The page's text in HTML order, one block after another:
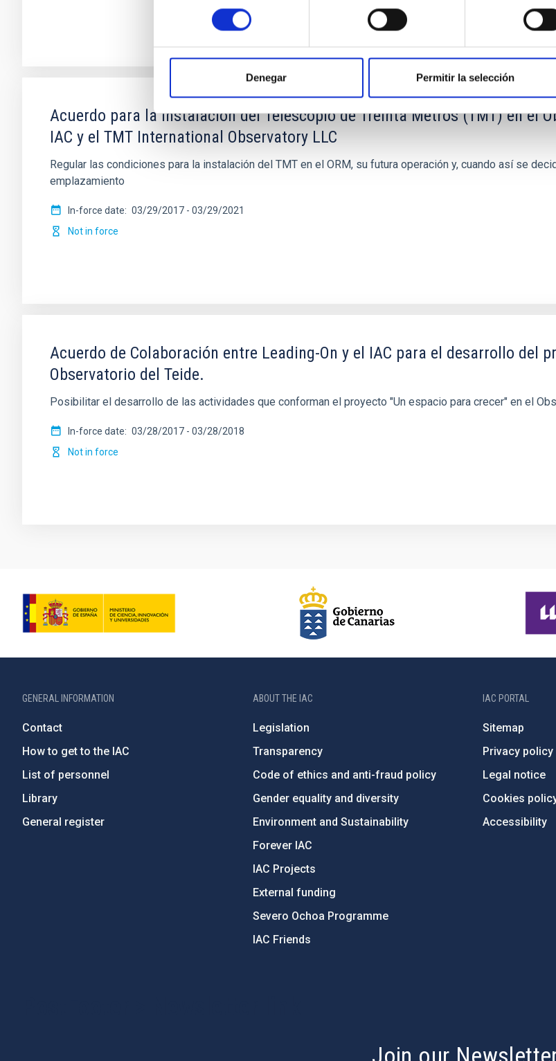
consentimiento
Denegar Permitir la selección
Acuerdo para la instalación del Telescopio de Treinta Metros (TMT) en el
IAC y el TMT International Observatory LLC
Regular las condiciones para la instalación del TMT en el ORM, su futura operación y, cuando así se
emplazamiento
In-force date 03/29/2017 - 03/29/2021
Not in force
Acuerdo de Colaboración entre Leading-On y el IAC para el desarrollo del
Observatorio del Teide.
Posibilitar el desarrollo de las actividades que conforman el proyecto "Un espacio para crecer" en el
In-force date 03/28/2017 - 03/28/2018
Not in force
GENERAL INFORMATION
Contact
How to get to the IAC
List of personnel
Library
General register
ABOUT THE IAC
Legislation
Transparency
Code of ethics and anti-fraud policy
Gender equality and diversity
Environment and Sustainability
Forever IAC
IAC Projects
External funding
Severo Ochoa Programme
IAC Friends
IAC PORTAL
Sitemap
Privacy policy
Legal notice
Cookies
Accessibility
Join our